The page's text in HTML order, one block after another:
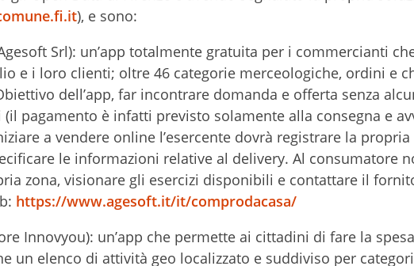
), e sono:
Srl): un’app totalmente gratuita per i commercianti
e i loro clienti; oltre 46 categorie merceologiche, ordini e
dell’app, far incontrare domanda e offerta senza
pagamento è infatti previsto solamente alla consegna e
a vendere online l’esercente dovrà registrare la propria
le informazioni relative al delivery. Al consumatore
zona, visionare gli esercizi disponibili e contattare il
https://www.agesoft.it/it/comprodacasa/
Innovyou): un’app che permette ai cittadini di fare la
un elenco di attività geo localizzato e suddiviso per